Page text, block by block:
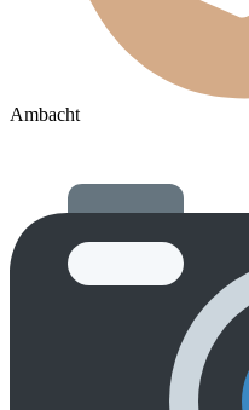
Ambacht